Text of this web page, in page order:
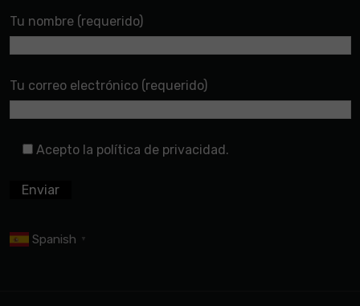
Tu nombre (requerido)
Tu correo electrónico (requerido)
Acepto la política de privacidad.
Spanish ▼